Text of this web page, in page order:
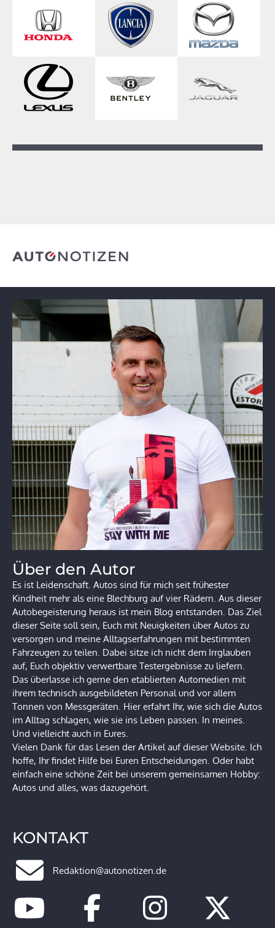
Über den Autor
Es ist Leidenschaft. Autos sind für mich seit frühester
Kindheit mehr als eine Blechburg auf vier Rädern. Aus dieser
Autobegeisterung heraus ist mein Blog entstanden. Das Ziel
dieser Seite soll sein, Euch mit Neuigkeiten über Autos zu
versorgen und meine Alltagserfahrungen mit bestimmten
Fahrzeugen zu teilen. Dabei sitze ich nicht dem Irrglauben
auf, Euch objektiv verwertbare Testergebnisse zu liefern.
Das überlasse ich gerne den etablierten Automedien mit
ihrem technisch ausgebildeten Personal und vor allem
Tonnen von Messgeräten. Hier erfahrt Ihr, wie sich die Autos
im Alltag schlagen, wie sie ins Leben passen. In meines.
Und vielleicht auch in Eures.
Vielen Dank für das Lesen der Artikel auf dieser Website. Ich
hoffe, Ihr findet Hilfe bei Euren Entscheidungen. Oder habt
einfach eine schöne Zeit bei unserem gemeinsamen Hobby:
Autos und alles, was dazugehört.
KONTAKT
Redaktion@autonotizen.de